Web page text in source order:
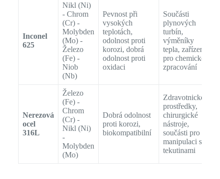
Inconel
625
Nikl (Ni)
- Chrom
(Cr) -
Molybden
(Mo) -
Železo
(Fe) -
Niob
(Nb)
Pevnost při
vysokých
teplotách,
odolnost proti
korozi, dobrá
odolnost proti
oxidaci
Součásti
plynových
turbín,
výměníky
tepla, zařízení
pro chemické
zpracování
Nerezová
ocel
316L
Železo
(Fe) -
Chrom
(Cr) -
Nikl (Ni)
-
Molybden
(Mo)
Dobrá odolnost
proti korozi,
biokompatibilní
Zdravotnické
prostředky,
chirurgické
nástroje,
součásti pro
manipulaci s
tekutinami